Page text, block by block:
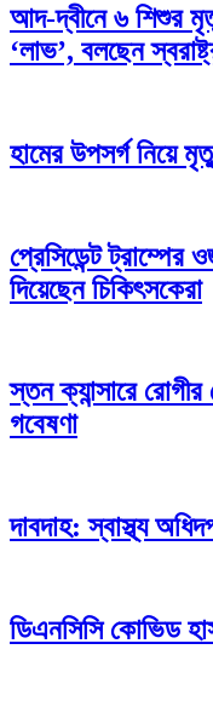
আদ-দ্বীনে ৬ শিশুর
‘লাভ’, বলছেন
হামের উপসর্গ নিয়ে
প্রেসিডেন্ট ট্রাম্পের
দিয়েছেন চিকিৎসকেরা
স্তন ক্যান্সারে
গবেষণা
দাবদাহ: স্বাস্থ্য
ডিএনসিসি কোভিড